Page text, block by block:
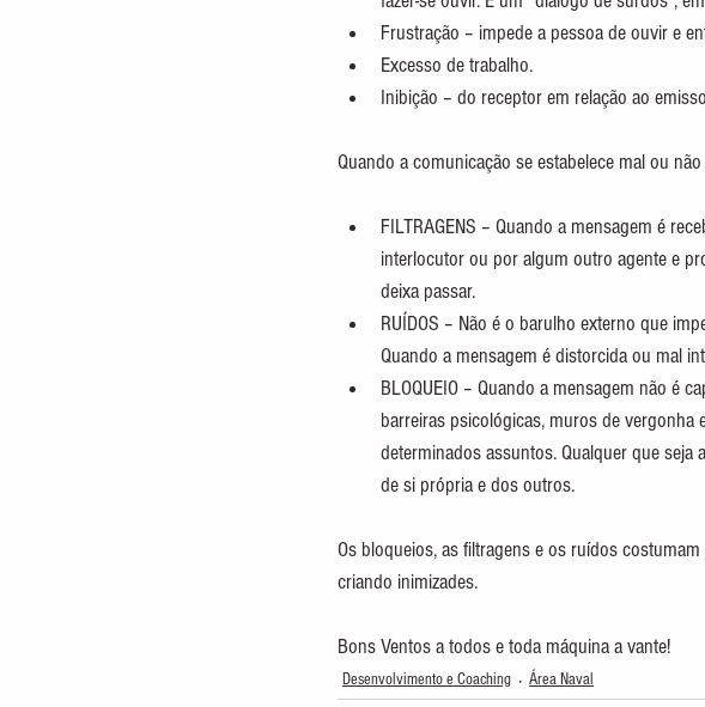
Frustração – impede a pessoa de ouvir e
Excesso de trabalho.
Inibição – do receptor em relação ao
Quando a comunicação se estabelece mal ou
FILTRAGENS – Quando a mensagem é
interlocutor ou por algum outro agente e
deixa passar.
RUÍDOS – Não é o barulho externo que
Quando a mensagem é distorcida ou mal
BLOQUEIO – Quando a mensagem não é
barreiras psicológicas, muros de vergonha
determinados assuntos. Qualquer que
de si própria e dos outros.
Os bloqueios, as filtragens e os ruídos
criando inimizades.
Bons Ventos a todos e toda máquina a vante!
Desenvolvimento e Coaching Área Naval